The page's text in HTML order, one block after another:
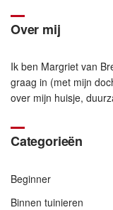
Over mij
Ik ben Margriet van
graag in (met mijn
over mijn huisje,
Categorieën
Beginner
Binnen tuinieren